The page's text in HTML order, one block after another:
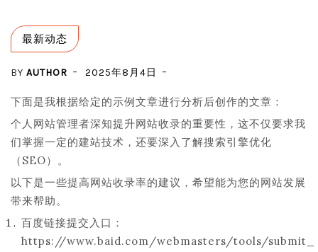
最新动态
BY AUTHOR 2025年8月4日
下面是我根据给定的示例文章进行分析后创作的文章：
个人网站管理者深知提升网站收录的重要性，这不仅要求我
们掌握一定的建站技术，还要深入了解搜索引擎优化
（SEO）。
以下是一些提高网站收录率的建议，希望能为您的网站发展
带来帮助。
百度链接提交入口：
https://www.baid.com/webmasters/tools/submit_